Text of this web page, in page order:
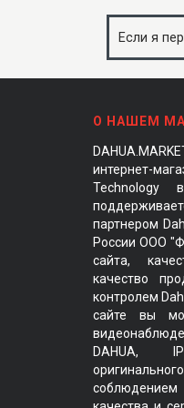
При
переплат.
комиссии
стоимость
бывает
Если я
Вернуть
О НАШЕМ
интернет-
Technology
партнером
России ООО
сайта,
качество
контролем
сайте вы
DAHUA,